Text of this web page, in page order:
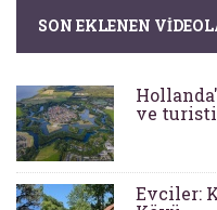
SON EKLENEN
ve
Evciler: